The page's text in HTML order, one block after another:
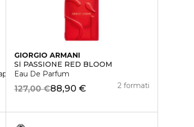
GIORGIO ARMANI
SÌ PASSIONE RED BLOOM
Eau De Parfum
88,90 €
127,00 € 2 formati